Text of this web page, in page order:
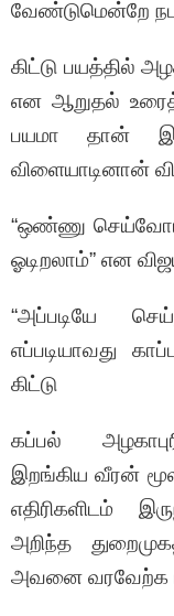
வேண்டுமென்றே
கிட்டு பயத்தில்
என ஆறுதல்
பயமா தான்
விளையாடினான்
“ஒண்ணு
ஓடிறலாம்” என
“அப்படியே
எப்படியாவது
கிட்டு
கப்பல்
இறங்கிய வீரன்
எதிரிகளிடம்
அறிந்த
அவனை வரவேற்க